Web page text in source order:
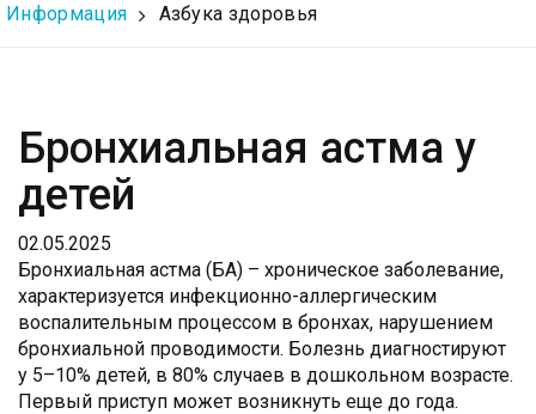
Информация Азбука здоровья
Бронхиальная астма у
детей
02.05.2025
Бронхиальная астма (БА) – хроническое заболевание,
характеризуется инфекционно-аллергическим
воспалительным процессом в бронхах, нарушением
бронхиальной проводимости. Болезнь диагностируют
у 5–10% детей, в 80% случаев в дошкольном возрасте.
Первый приступ может возникнуть еще до года.